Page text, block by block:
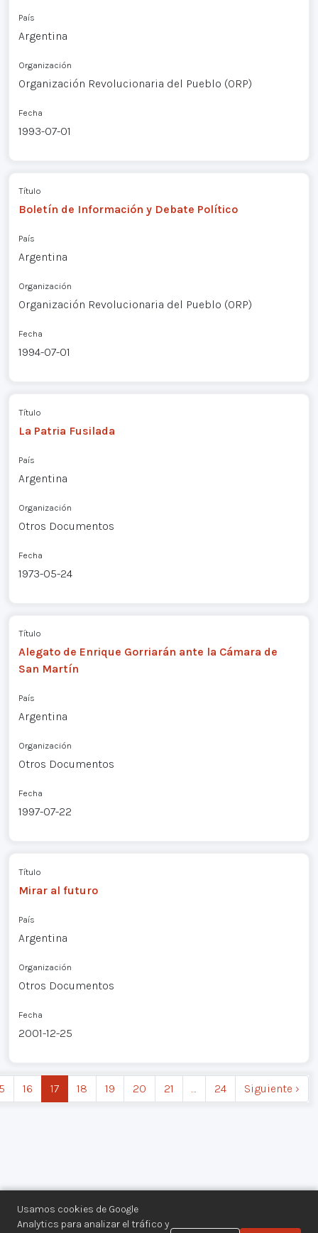
Usamos cookies de Google
Analytics para analizar el tráfico y
País
Argentina
Organización
Organización Revolucionaria del Pueblo (ORP)
Fecha
1993-07-01
Título
Boletín de Información y Debate Político
País
Argentina
Organización
Organización Revolucionaria del Pueblo (ORP)
Fecha
1994-07-01
Título
La Patria Fusilada
País
Argentina
Organización
Otros Documentos
Fecha
1973-05-24
Título
Alegato de Enrique Gorriarán ante la Cámara de
San Martín
País
Argentina
Organización
Otros Documentos
Fecha
1997-07-22
Título
Mirar al futuro
País
Argentina
Organización
Otros Documentos
Fecha
2001-12-25
16 17 18 19 20 21 … 24 Siguiente ›